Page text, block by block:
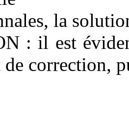
la
: il est
de correction,